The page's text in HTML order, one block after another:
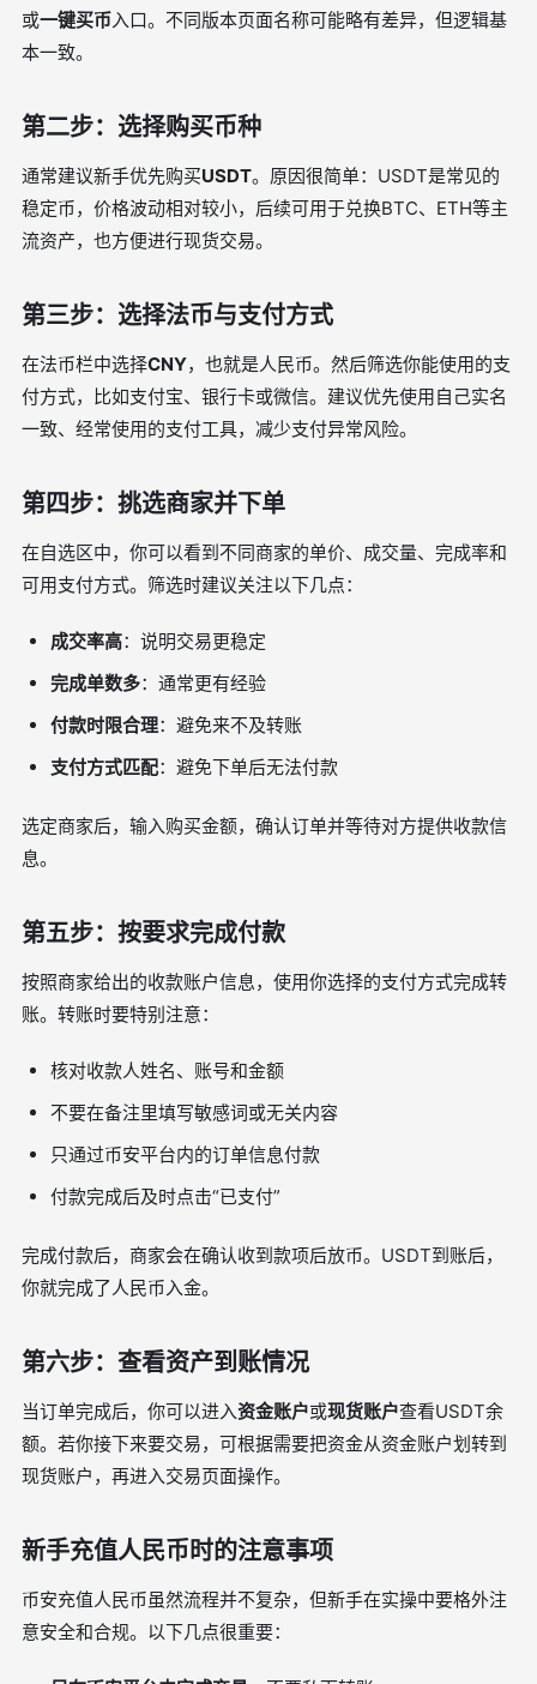
或一键买币入口。不同版本页面名称可能略有差异，但逻辑基
本一致。
第二步：选择购买币种
通常建议新手优先购买USDT。原因很简单：USDT是常见的
稳定币，价格波动相对较小，后续可用于兑换BTC、ETH等主
流资产，也方便进行现货交易。
第三步：选择法币与支付方式
在法币栏中选择CNY，也就是人民币。然后筛选你能使用的支
付方式，比如支付宝、银行卡或微信。建议优先使用自己实名
一致、经常使用的支付工具，减少支付异常风险。
第四步：挑选商家并下单
在自选区中，你可以看到不同商家的单价、成交量、完成率和
可用支付方式。筛选时建议关注以下几点：
成交率高：说明交易更稳定
完成单数多：通常更有经验
付款时限合理：避免来不及转账
支付方式匹配：避免下单后无法付款
选定商家后，输入购买金额，确认订单并等待对方提供收款信
息。
第五步：按要求完成付款
按照商家给出的收款账户信息，使用你选择的支付方式完成转
账。转账时要特别注意：
核对收款人姓名、账号和金额
不要在备注里填写敏感词或无关内容
只通过币安平台内的订单信息付款
付款完成后及时点击“已支付”
完成付款后，商家会在确认收到款项后放币。USDT到账后，
你就完成了人民币入金。
第六步：查看资产到账情况
当订单完成后，你可以进入资金账户或现货账户查看USDT余
额。若你接下来要交易，可根据需要把资金从资金账户划转到
现货账户，再进入交易页面操作。
新手充值人民币时的注意事项
币安充值人民币虽然流程并不复杂，但新手在实操中要格外注
意安全和合规。以下几点很重要：